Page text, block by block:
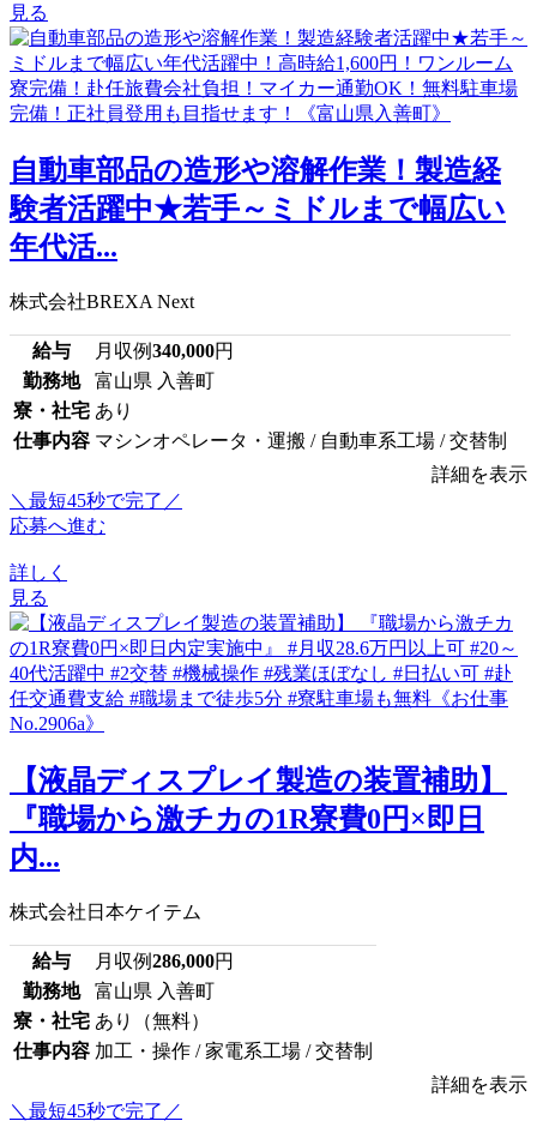
見る
自動車部品の造形や溶解作業！製造経
験者活躍中★若手～ミドルまで幅広い
年代活...
株式会社BREXA Next
給与 月収例340,000円
勤務地
富山県 入善町
寮・社宅 あり
仕事内容 マシンオペレータ・運搬 / 自動車系工場 / 交替制
詳細を表示
＼最短45秒で完了／
応募へ進む
詳しく
見る
【液晶ディスプレイ製造の装置補助】
『職場から激チカの1R寮費0円×即日
内...
株式会社日本ケイテム
給与 月収例286,000円
勤務地
富山県 入善町
寮・社宅 あり（無料）
仕事内容 加工・操作 / 家電系工場 / 交替制
詳細を表示
＼最短45秒で完了／